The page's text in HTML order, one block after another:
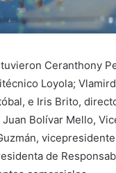
Ceranthony
Loyola;
e Iris Brito,
Juan Bolívar Mello,
de